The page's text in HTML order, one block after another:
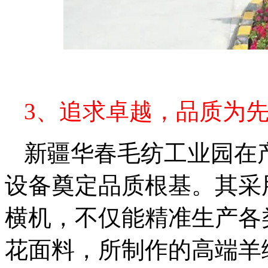
3、追求卓越，品质为
新疆华春毛纺工业园
设备奠定品质根基。其
横机，不仅能精准生产
花面料，所制作的高端